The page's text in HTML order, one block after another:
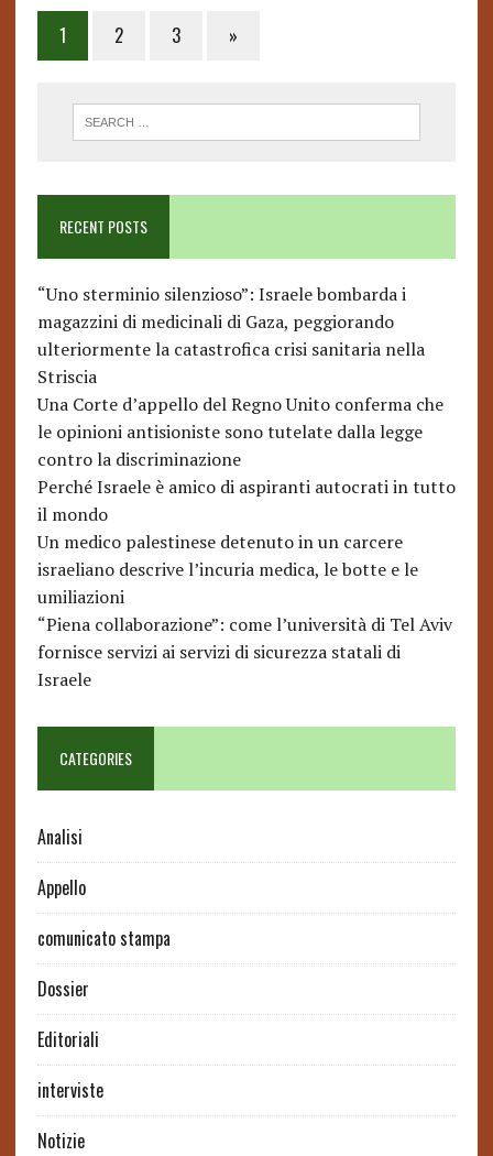
Posts
pagination
1 2 3 »
RECENT POSTS
“Uno sterminio silenzioso”: Israele bombarda i
magazzini di medicinali di Gaza, peggiorando
ulteriormente la catastrofica crisi sanitaria nella
Striscia
Una Corte d’appello del Regno Unito conferma che
le opinioni antisioniste sono tutelate dalla legge
contro la discriminazione
Perché Israele è amico di aspiranti autocrati in tutto
il mondo
Un medico palestinese detenuto in un carcere
israeliano descrive l’incuria medica, le botte e le
umiliazioni
“Piena collaborazione”: come l’università di Tel Aviv
fornisce servizi ai servizi di sicurezza statali di
Israele
CATEGORIES
Analisi
Appello
comunicato stampa
Dossier
Editoriali
interviste
Notizie